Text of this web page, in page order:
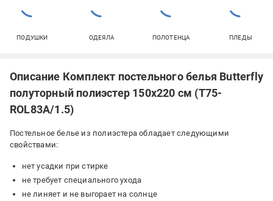
ПОДУШКИ ОДЕЯЛА ПОЛОТЕНЦА ПЛЕДЫ
Описание Комплект постельного белья Butterfly
полуторный полиэстер 150х220 см (T75-
ROL83A/1.5)
Постельное белье из полиэстера обладает следующими
свойствами:
нет усадки при стирке
не требует специального ухода
не линяет и не выгорает на солнце